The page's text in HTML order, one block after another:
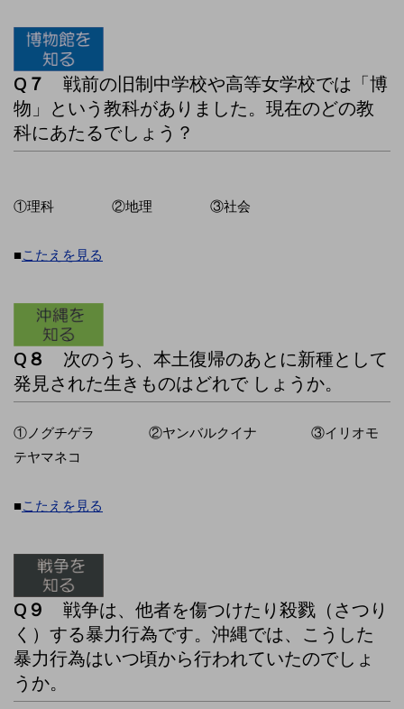
Q７ 戦前の旧制中学校や高等女学校では「博
物」という教科がありました。現在のどの教
科にあたるでしょう？
①理科 ②地理 ③社会
■こたえを見る
Q８ 次のうち、本土復帰のあとに新種として
発見された生きものはどれで しょうか。
①ノグチゲラ ②ヤンバルクイナ ③イリオモ
テヤマネコ
■こたえを見る
Q９ 戦争は、他者を傷つけたり殺戮（さつり
く）する暴力行為です。沖縄では、こうした
暴力行為はいつ頃から行われていたのでしょ
うか。